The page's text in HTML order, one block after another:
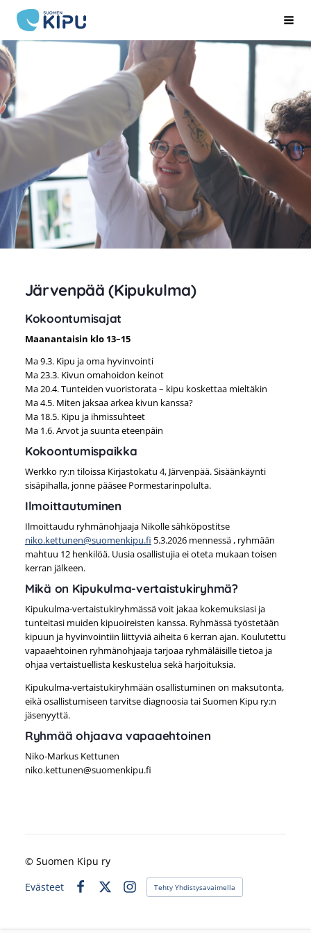
Siirry
sivun
sisältöön
Suomen Kipu ry
Järvenpää (Kipukulma)
Kokoontumisajat
Maanantaisin klo 13–15
Ma 9.3. Kipu ja oma hyvinvointi
Ma 23.3. Kivun omahoidon keinot
Ma 20.4. Tunteiden vuoristorata – kipu koskettaa mieltäkin
Ma 4.5. Miten jaksaa arkea kivun kanssa?
Ma 18.5. Kipu ja ihmissuhteet
Ma 1.6. Arvot ja suunta eteenpäin
Kokoontumispaikka
Werkko ry:n tiloissa Kirjastokatu 4, Järvenpää. Sisäänkäynti
sisäpihalla, jonne pääsee Pormestarinpolulta.
Ilmoittautuminen
Ilmoittaudu ryhmänohjaaja Nikolle sähköpostitse
niko.kettunen@suomenkipu.fi 5.3.2026 mennessä , ryhmään
mahtuu 12 henkilöä. Uusia osallistujia ei oteta mukaan toisen
kerran jälkeen.
Mikä on Kipukulma-vertaistukiryhmä?
Kipukulma-vertaistukiryhmässä voit jakaa kokemuksiasi ja
tunteitasi muiden kipuoireisten kanssa. Ryhmässä työstetään
kipuun ja hyvinvointiin liittyviä aiheita 6 kerran ajan. Koulutettu
vapaaehtoinen ryhmänohjaaja tarjoaa ryhmäläisille tietoa ja
ohjaa vertaistuellista keskustelua sekä harjoituksia.
Kipukulma-vertaistukiryhmään osallistuminen on maksutonta,
eikä osallistumiseen tarvitse diagnoosia tai Suomen Kipu ry:n
jäsenyyttä.
Ryhmää ohjaava vapaaehtoinen
Niko-Markus Kettunen
niko.kettunen@suomenkipu.fi
© Suomen Kipu ry
Evästeet
Instagram
Tehty Yhdistysavaimella